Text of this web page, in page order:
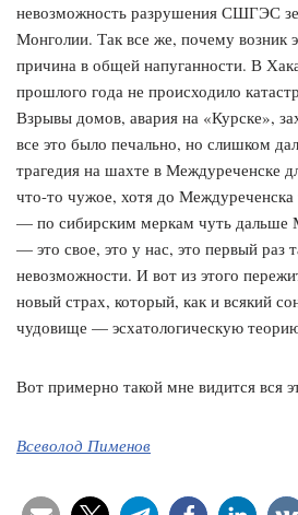
невозможность разрушения СШГЭС
Монголии. Так все же, почему возник
причина в общей напуганности. В
прошлого года не происходило
Взрывы домов, авария на «Курске»,
все это было печально, но слишком
трагедия на шахте в Междуреченске
что-то чужое, хотя до Междуреченска
— по сибирским меркам чуть
— это свое, это у нас, это первый раз
невозможности. И вот из этого
новый страх, который, как и всякий
чудовище — эсхатологическую
Вот примерно такой мне видится вся
Всеволод Пименов